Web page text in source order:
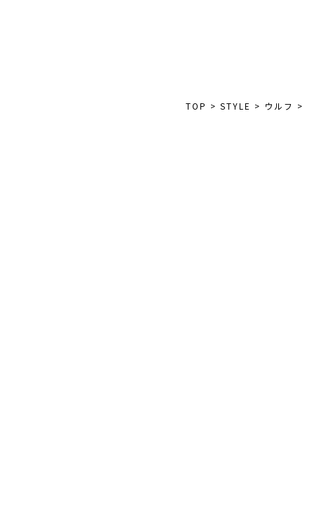
TOP > STYLE > ウルフ >